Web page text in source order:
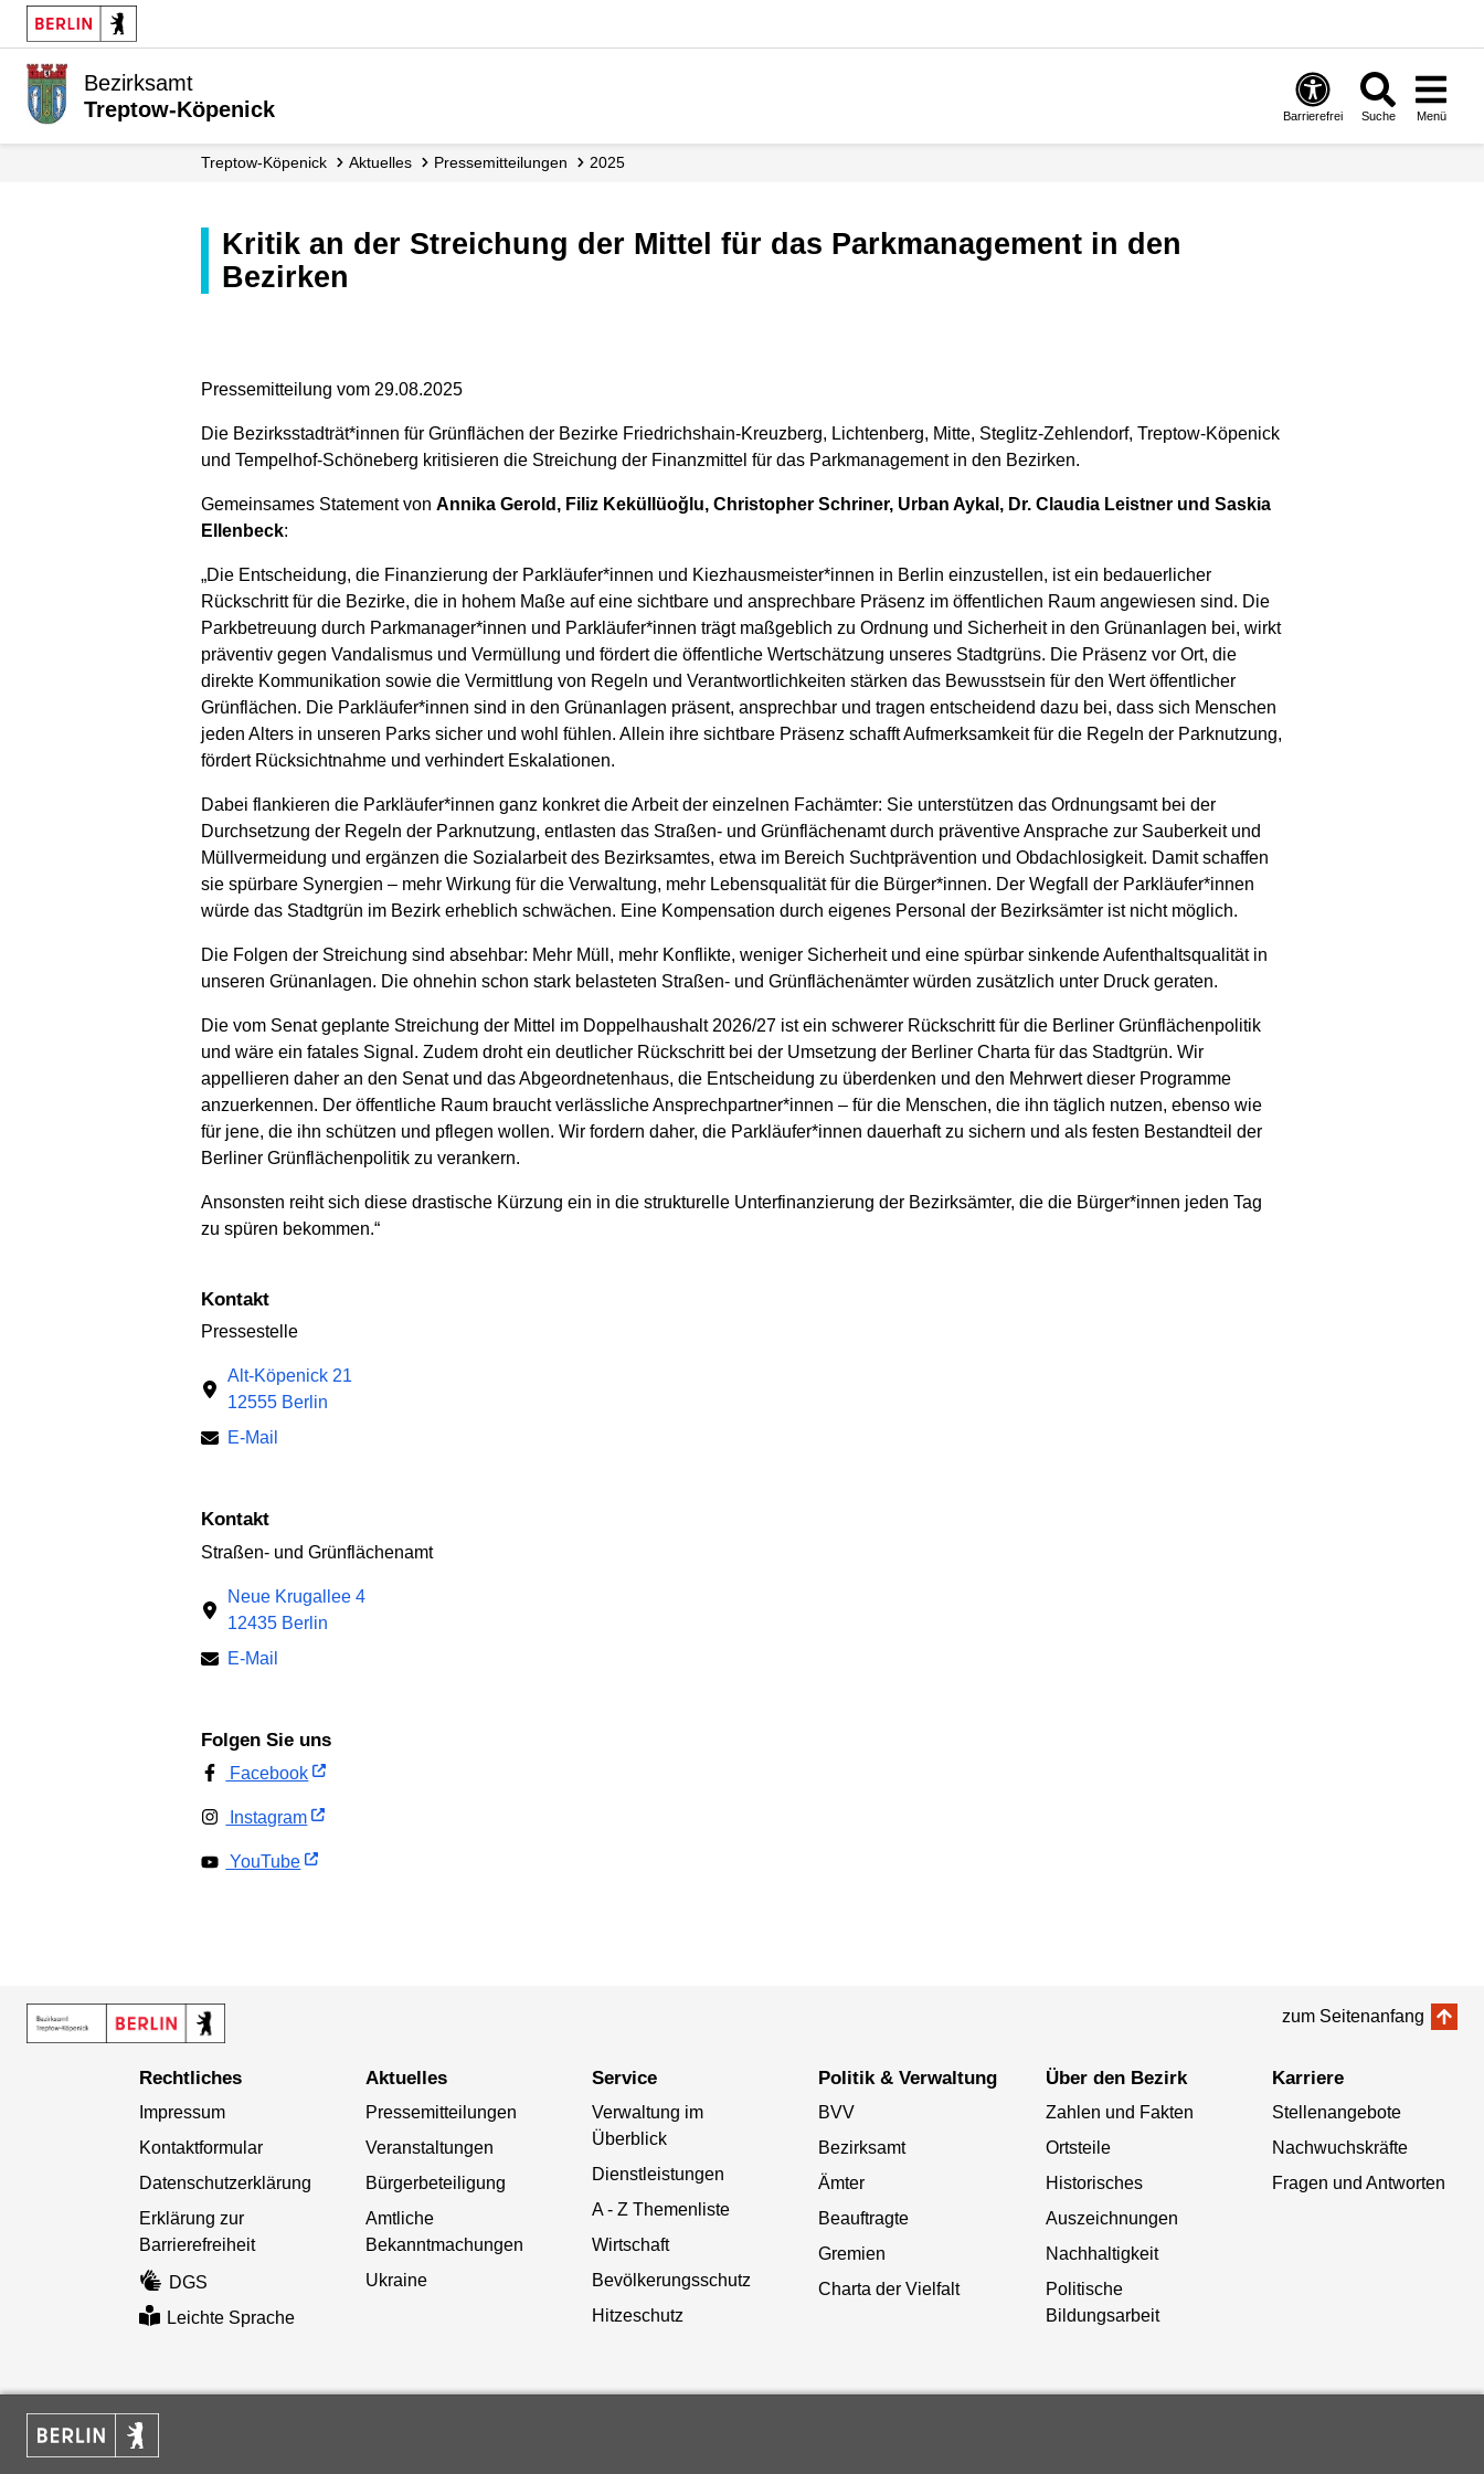
Bezirksamt
Treptow-Köpenick
Barrierefrei Suche Menü
Treptow-Köpenick Aktuelles Presse­mitteilungen 2025
Kritik an der Streichung der Mittel für das Parkmanagement in den
Bezirken
Pressemitteilung vom 29.08.2025
Die Bezirksstadträt*innen für Grünflächen der Bezirke Friedrichshain-Kreuzberg, Lichtenberg, Mitte, Steglitz-Zehlendorf, Treptow-Köpenick
und Tempelhof-Schöneberg kritisieren die Streichung der Finanzmittel für das Parkmanagement in den Bezirken.
Gemeinsames Statement von Annika Gerold, Filiz Keküllüoğlu, Christopher Schriner, Urban Aykal, Dr. Claudia Leistner und Saskia
Ellenbeck:
„Die Entscheidung, die Finanzierung der Parkläufer*innen und Kiezhausmeister*innen in Berlin einzustellen, ist ein bedauerlicher
Rückschritt für die Bezirke, die in hohem Maße auf eine sichtbare und ansprechbare Präsenz im öffentlichen Raum angewiesen sind. Die
Parkbetreuung durch Parkmanager*innen und Parkläufer*innen trägt maßgeblich zu Ordnung und Sicherheit in den Grünanlagen bei, wirkt
präventiv gegen Vandalismus und Vermüllung und fördert die öffentliche Wertschätzung unseres Stadtgrüns. Die Präsenz vor Ort, die
direkte Kommunikation sowie die Vermittlung von Regeln und Verantwortlichkeiten stärken das Bewusstsein für den Wert öffentlicher
Grünflächen. Die Parkläufer*innen sind in den Grünanlagen präsent, ansprechbar und tragen entscheidend dazu bei, dass sich Menschen
jeden Alters in unseren Parks sicher und wohl fühlen. Allein ihre sichtbare Präsenz schafft Aufmerksamkeit für die Regeln der Parknutzung,
fördert Rücksichtnahme und verhindert Eskalationen.
Dabei flankieren die Parkläufer*innen ganz konkret die Arbeit der einzelnen Fachämter: Sie unterstützen das Ordnungsamt bei der
Durchsetzung der Regeln der Parknutzung, entlasten das Straßen- und Grünflächenamt durch präventive Ansprache zur Sauberkeit und
Müllvermeidung und ergänzen die Sozialarbeit des Bezirksamtes, etwa im Bereich Suchtprävention und Obdachlosigkeit. Damit schaffen
sie spürbare Synergien – mehr Wirkung für die Verwaltung, mehr Lebensqualität für die Bürger*innen. Der Wegfall der Parkläufer*innen
würde das Stadtgrün im Bezirk erheblich schwächen. Eine Kompensation durch eigenes Personal der Bezirksämter ist nicht möglich.
Die Folgen der Streichung sind absehbar: Mehr Müll, mehr Konflikte, weniger Sicherheit und eine spürbar sinkende Aufenthaltsqualität in
unseren Grünanlagen. Die ohnehin schon stark belasteten Straßen- und Grünflächenämter würden zusätzlich unter Druck geraten.
Die vom Senat geplante Streichung der Mittel im Doppelhaushalt 2026/27 ist ein schwerer Rückschritt für die Berliner Grünflächenpolitik
und wäre ein fatales Signal. Zudem droht ein deutlicher Rückschritt bei der Umsetzung der Berliner Charta für das Stadtgrün. Wir
appellieren daher an den Senat und das Abgeordnetenhaus, die Entscheidung zu überdenken und den Mehrwert dieser Programme
anzuerkennen. Der öffentliche Raum braucht verlässliche Ansprechpartner*innen – für die Menschen, die ihn täglich nutzen, ebenso wie
für jene, die ihn schützen und pflegen wollen. Wir fordern daher, die Parkläufer*innen dauerhaft zu sichern und als festen Bestandteil der
Berliner Grünflächenpolitik zu verankern.
Ansonsten reiht sich diese drastische Kürzung ein in die strukturelle Unterfinanzierung der Bezirksämter, die die Bürger*innen jeden Tag
zu spüren bekommen.“
Kontakt
Pressestelle
Alt-Köpenick 21
12555 Berlin
E-Mail
Kontakt
Straßen- und Grünflächenamt
Neue Krugallee 4
12435 Berlin
E-Mail
Folgen Sie uns
Facebook
Instagram
YouTube
zum Seitenanfang
Rechtliches
Impressum
Kontaktformular
Datenschutzerklärung
Erklärung zur
Barrierefreiheit
DGS
Leichte Sprache
Aktuelles
Pressemitteilungen
Veranstaltungen
Bürgerbeteiligung
Amtliche
Bekanntmachungen
Ukraine
Service
Verwaltung im
Überblick
Dienstleistungen
A - Z Themenliste
Wirtschaft
Bevölkerungsschutz
Hitzeschutz
Politik & Verwaltung
BVV
Bezirksamt
Ämter
Beauftragte
Gremien
Charta der Vielfalt
Über den Bezirk
Zahlen und Fakten
Ortsteile
Historisches
Auszeichnungen
Nachhaltigkeit
Politische
Bildungsarbeit
Karriere
Stellenangebote
Nachwuchskräfte
Fragen und Antworten